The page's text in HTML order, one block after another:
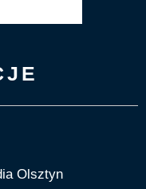
Olsztyn